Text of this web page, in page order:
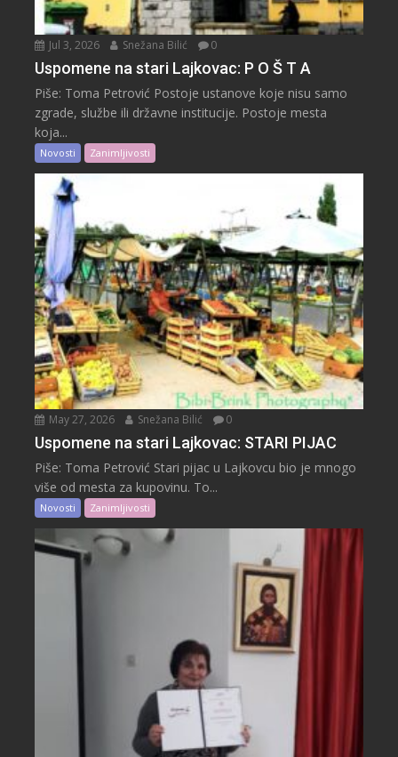
Jul 3, 2026 Snežana Bilić 0
Uspomene na stari Lajkovac: P O Š T A
Piše: Toma Petrović Postoje ustanove koje nisu samo
zgrade, službe ili državne institucije. Postoje mesta
koja...
Novosti Zanimljivosti
May 27, 2026 Snežana Bilić 0
Uspomene na stari Lajkovac: STARI PIJAC
Piše: Toma Petrović Stari pijac u Lajkovcu bio je mnogo
više od mesta za kupovinu. To...
Novosti Zanimljivosti